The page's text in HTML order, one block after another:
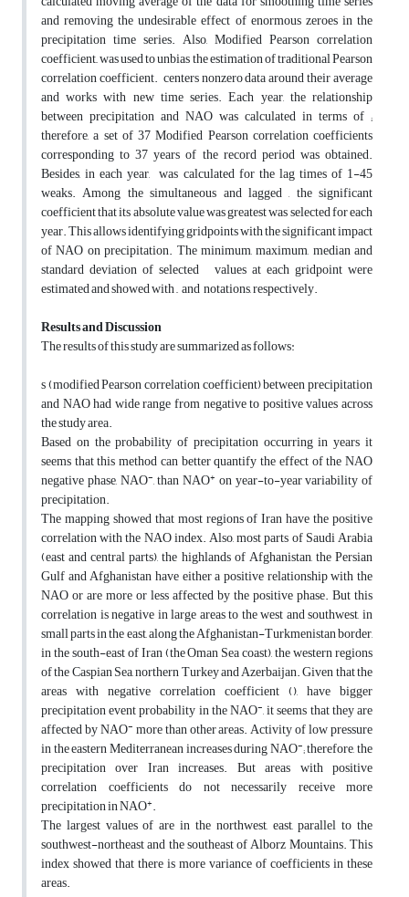
and removing the undesirable effect of enormous zeroes in the
precipitation time series. Also, Modified Pearson correlation
coefficient,, was used to unbias the estimation of traditional Pearson
correlation coefficient. centers nonzero data around their average
and works with new time series. Each year, the relationship
between precipitation and NAO was calculated in terms of ;
therefore, a set of 37 Modified Pearson correlation coefficients
corresponding to 37 years of the record period was obtained.
Besides, in each year, was calculated for the lag times of 1-45
weaks. Among the simultaneous and lagged , the significant
coefficient that its absolute value was greatest was selected for each
year. This allows identifying gridpoints with the significant impact
of NAO on precipitation. The minimum, maximum, median and
standard deviation of selected values at each gridpoint were
estimated and showed with ,, and notations, respectively.
Results and Discussion
The results of this study are summarized as follows:
s (modified Pearson correlation coefficient) between precipitation
and NAO had wide range from negative to positive values across
the study area.
Based on the probability of precipitation occurring in years it
seems that this method can better quantify the effect of the NAO
negative phase, NAO-, than NAO+ on year-to-year variability of
precipitation.
The mapping showed that most regions of Iran have the positive
correlation with the NAO index. Also, most parts of Saudi Arabia
(east and central parts), the highlands of Afghanistan, the Persian
Gulf and Afghanistan have either a positive relationship with the
NAO or are more or less affected by the positive phase. But this
correlation is negative in large areas to the west and southwest, in
small parts in the east, along the Afghanistan-Turkmenistan border,
in the south-east of Iran (the Oman Sea coast), the western regions
of the Caspian Sea, northern Turkey and Azerbaijan. Given that the
areas with negative correlation coefficient (), have bigger
precipitation event probability in the NAO-, it seems that they are
affected by NAO- more than other areas. Activity of low pressure
in the eastern Mediterranean increases during NAO-; therefore, the
precipitation over Iran increases. But areas with positive
correlation coefficients do not necessarily receive more
precipitation in NAO+.
The largest values of are in the northwest, east, parallel to the
southwest-northeast and the southeast of Alborz Mountains. This
index showed that there is more variance of coefficients in these
areas.